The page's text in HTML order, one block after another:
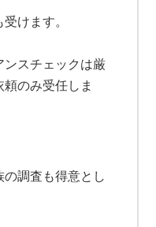
けます。
スチェックは厳
のみ受任しま
調査も得意とし